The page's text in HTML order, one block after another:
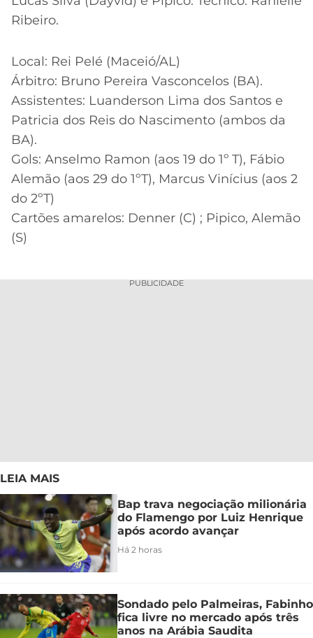
Ribeiro.
Local: Rei Pelé (Maceió/AL)
Árbitro: Bruno Pereira Vasconcelos (BA).
Assistentes: Luanderson Lima dos Santos e
Patricia dos Reis do Nascimento (ambos da
BA).
Gols: Anselmo Ramon (aos 19 do 1º T), Fábio
Alemão (aos 29 do 1ºT), Marcus Vinícius (aos 2
do 2ºT)
Cartões amarelos: Denner (C) ; Pipico, Alemão
(S)
PUBLICIDADE
LEIA MAIS
Bap trava negociação milionária
do Flamengo por Luiz Henrique
após acordo avançar
Há 2 horas
Sondado pelo Palmeiras, Fabinho
fica livre no mercado após três
anos na Arábia Saudita